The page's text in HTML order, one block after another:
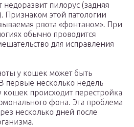
пилорус (задняя
Признаком этой патологии
рвота «фонтаном». При
обычно проводится
для исправления
у кошек может быть
первые несколько недель
кошек происходит перестройка
фона. Эта проблема
несколько дней после